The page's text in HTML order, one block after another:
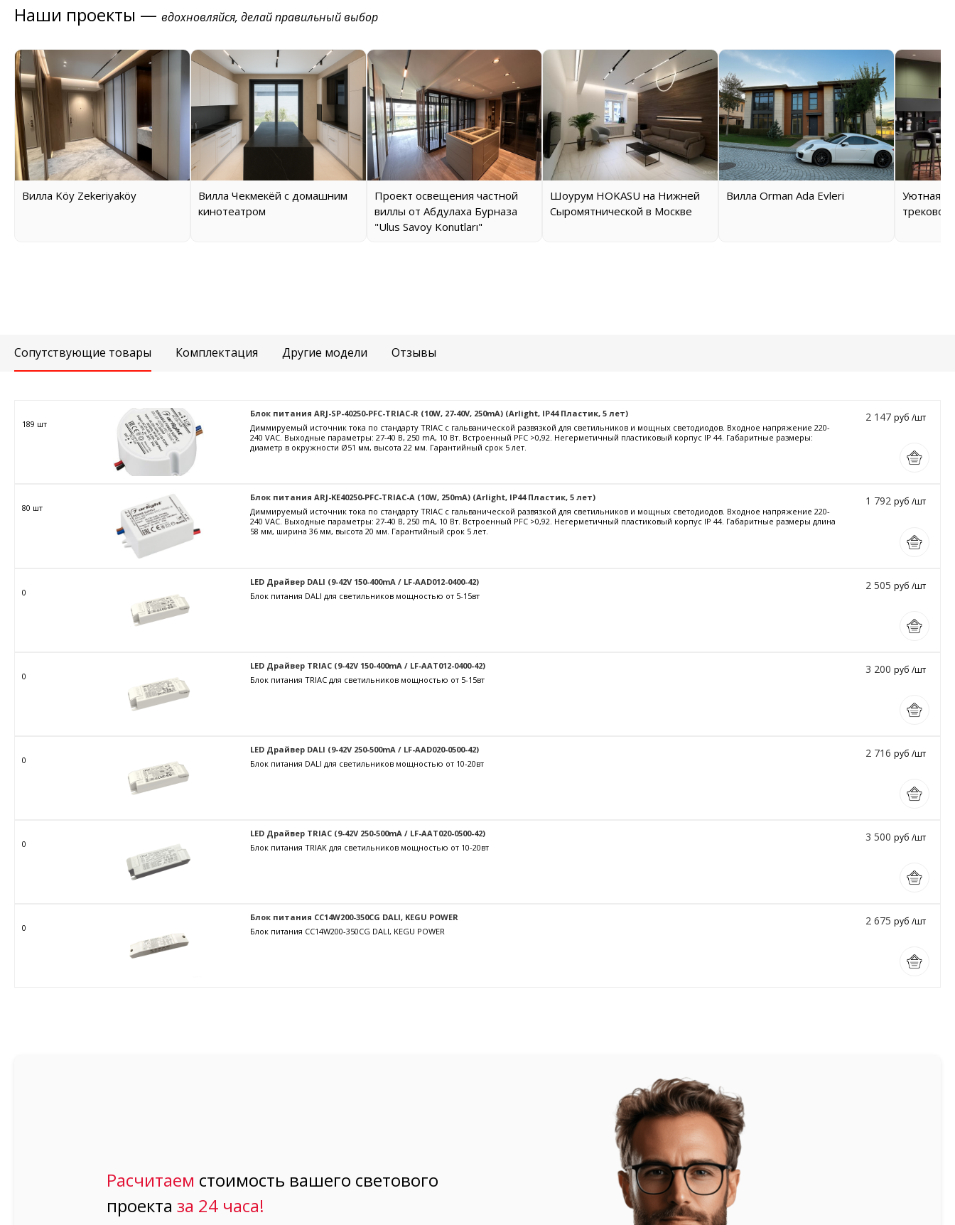
Наши проекты — вдохновляйся, делай правильный выбор
Вилла Köy Zekeriyaköy
Вилла Чекмекёй с домашним
кинотеатром
Проект освещения частной
виллы от Абдулаха Бурназа
"Ulus Savoy Konutları"
Шоурум HOKASU на Нижней
Сыромятнической в Москве
Вилла Orman Ada Evleri
Уютная
трековой
Сопутствующие товары Комплектация Другие модели Отзывы
189 шт
Блок питания ARJ-SP-40250-PFC-TRIAC-R (10W, 27-40V, 250mA) (Arlight, IP44 Пластик, 5 лет)
Диммируемый источник тока по стандарту TRIAC с гальванической развязкой для светильников и мощных светодиодов. Входное напряжение 220-
240 VAC. Выходные параметры: 27-40 В, 250 mА, 10 Вт. Встроенный PFC >0,92. Негерметичный пластиковый корпус IP 44. Габаритные размеры:
диаметр в окружности Ø51 мм, высота 22 мм. Гарантийный срок 5 лет.
2 147 руб /шт
80 шт
Блок питания ARJ-KE40250-PFC-TRIAC-A (10W, 250mA) (Arlight, IP44 Пластик, 5 лет)
Диммируемый источник тока по стандарту TRIAC с гальванической развязкой для светильников и мощных светодиодов. Входное напряжение 220-
240 VAC. Выходные параметры: 27-40 В, 250 mА, 10 Вт. Встроенный PFC >0,92. Негерметичный пластиковый корпус IP 44. Габаритные размеры длина
58 мм, ширина 36 мм, высота 20 мм. Гарантийный срок 5 лет.
1 792 руб /шт
0
LED Драйвер DALI (9-42V 150-400mA / LF-AAD012-0400-42)
Блок питания DALI для светильников мощностью от 5-15вт
2 505 руб /шт
0
LED Драйвер TRIAC (9-42V 150-400mA / LF-AAT012-0400-42)
Блок питания TRIAC для светильников мощностью от 5-15вт
3 200 руб /шт
0
LED Драйвер DALI (9-42V 250-500mA / LF-AAD020-0500-42)
Блок питания DALI для светильников мощностью от 10-20вт
2 716 руб /шт
0
LED Драйвер TRIAC (9-42V 250-500mA / LF-AAT020-0500-42)
Блок питания TRIAK для светильников мощностью от 10-20вт
3 500 руб /шт
0
Блок питания CC14W200-350CG DALI, KEGU POWER
Блок питания CC14W200-350CG DALI, KEGU POWER
2 675 руб /шт
Расчитаем стоимость вашего светового
проектаза 24 часа!